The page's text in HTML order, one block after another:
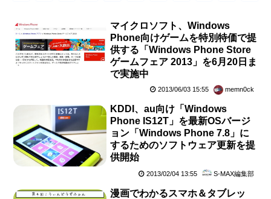
マイクロソフト、Windows
Phone向けゲームを特別特価で提
供する「Windows Phone Store
ゲームフェア 2013」を6月20日ま
で実施中
2013/06/03 15:55 memn0ck
KDDI、au向け「Windows
Phone IS12T」を最新OSバージ
ョン「Windows Phone 7.8」に
するためのソフトウェア更新を提
供開始
2013/02/04 13:55 S-MAX編集部
漫画でわかるスマホ＆タブレッ